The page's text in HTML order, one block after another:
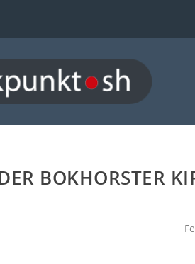
BOKHORSTER